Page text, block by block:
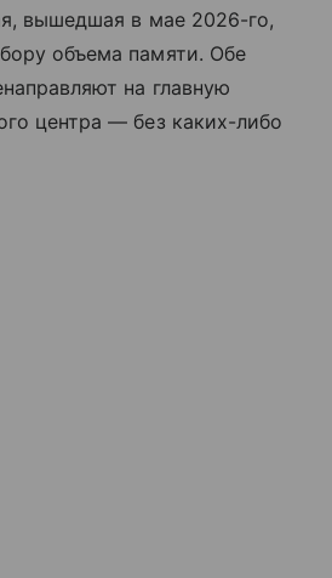
вышедшая в мае 2026-го,
объема памяти. Обе
на главную
центра — без каких-либо